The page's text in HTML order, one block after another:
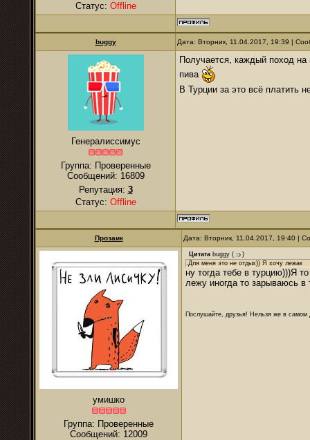
Статус: Offline
buggy Дата: Вторник, 11.04.2017, 19:39 |
Генералиссимус
Группа: Проверенные
Сообщений: 16809
Репутация: 3
Статус: Offline
Получается, каждый поход на
пива
В Турции за это всё платить
Прозаик Дата: Вторник, 11.04.2017, 19:40 |
умишко
Группа: Проверенные
Сообщений: 12009
Цитата buggy (
)
.Для меня это не отдых)) Я хочу лежак
ну тогда тебе в турцию)))Я
лежу иногда то зарываюсь в
Послушайте, друзья! Нельзя же в самом